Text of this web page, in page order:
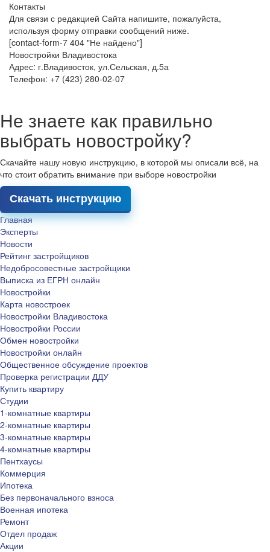
Контакты
Для связи с редакцией Сайта напишите, пожалуйста,
используя форму отправки сообщений ниже.
[contact-form-7 404 "Не найдено"]
Новостройки Владивостока
Адрес: г.Владивосток, ул.Сельская, д.5а
Телефон: +7 (423) 280-02-07
Не знаете как правильно
выбрать новостройку?
Скачайте нашу новую инструкцию, в которой мы описали всё, на
что стоит обратить внимание при выборе новостройки
Скачать инструкцию
Главная
Эксперты
Новости
Рейтинг застройщиков
Недобросовестные застройщики
Выписка из ЕГРН онлайн
Новостройки
Карта новостроек
Новостройки Владивостока
Новостройки России
Обмен новостройки
Новостройки онлайн
Общественное обсуждение проектов
Проверка регистрации ДДУ
Купить квартиру
Студии
1-комнатные квартиры
2-комнатные квартиры
3-комнатные квартиры
4-комнатные квартиры
Пентхаусы
Коммерция
Ипотека
Без первоначального взноса
Военная ипотека
Ремонт
Отдел продаж
Акции